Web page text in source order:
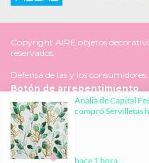
Al navegar por este sitio
agilizar tu experiencia de compra.
Copyright AIRE objetos
reservados.
Defensa de las y los
Botón de arrepentimiento